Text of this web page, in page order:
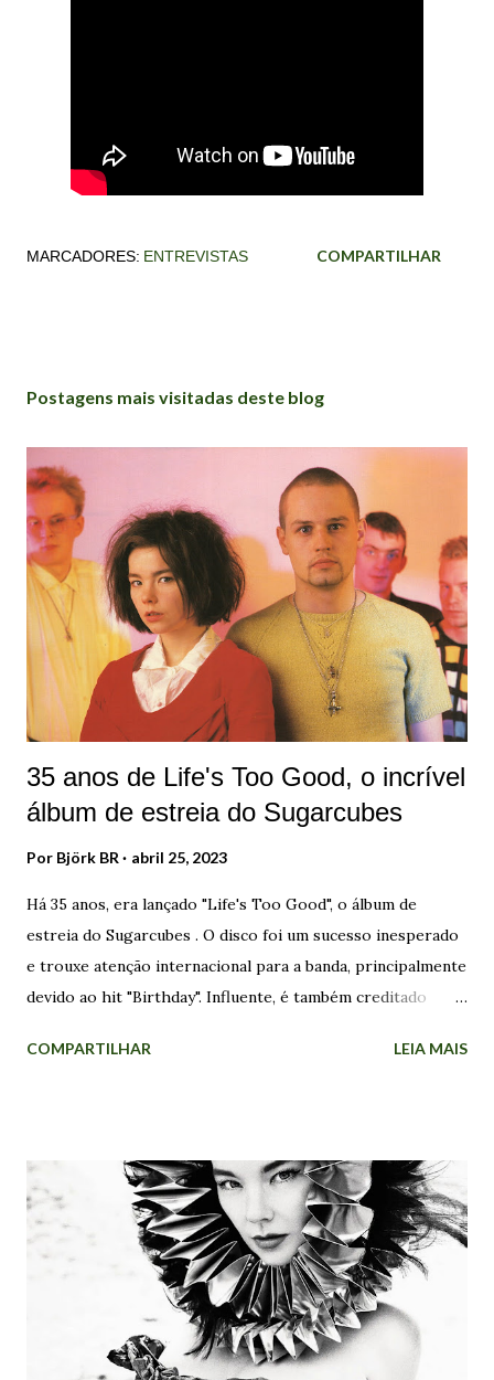
MARCADORES: ENTREVISTAS COMPARTILHAR
Postagens mais visitadas deste blog
35 anos de Life's Too Good, o incrível
álbum de estreia do Sugarcubes
Por Björk BR abril 25, 2023
Há 35 anos, era lançado "Life's Too Good", o álbum de
estreia do Sugarcubes . O disco foi um sucesso inesperado
e trouxe atenção internacional para a banda, principalmente
devido ao hit "Birthday". Influente, é também creditado
mundial, e gerou grande interesse para a cena alternativa
Eles lançaram três discos e estiveram em atividade até 1992.
Em 2006, a banda se reuniu pela última vez para uma
apresentação, em Reykjavík. Os integrantes já tinham
formado projetos de música punk ao lado de Björk.
Inicialmente, eles desenvolveram o selo Smekkleysa (Bad
Taste), com o lançamento de uma série de projetos
musicais e literários. Na intenção de conseguir dinheiro
COMPARTILHAR LEIA MAIS